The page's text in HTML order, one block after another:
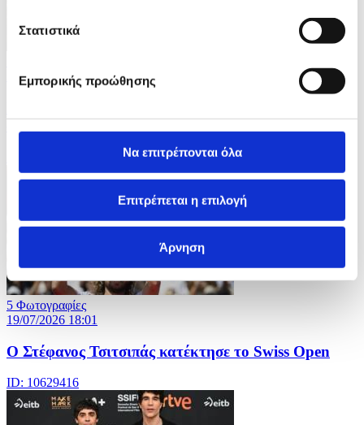
Στατιστικά
Εμπορικής προώθησης
Να επιτρέπονται όλα
Επιτρέπεται η επιλογή
Άρνηση
21/07/2026 14:04
5 Φωτογραφίες
19/07/2026 18:01
Ο Στέφανος Τσιτσιπάς κατέκτησε το Swiss Open
ID: 10629416